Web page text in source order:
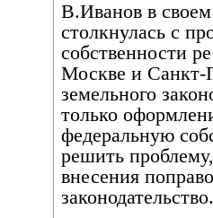
В.Иванов в
столкнулась с
собственности
Москве и Санкт-
земельного
только
федеральную
решить
внесения
законодательство.